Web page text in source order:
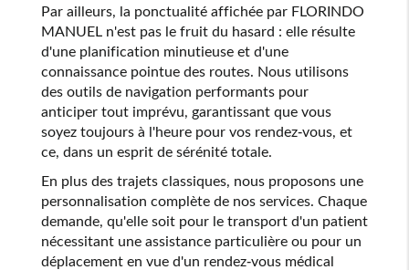
Par ailleurs, la ponctualité affichée par FLORINDO
MANUEL n'est pas le fruit du hasard : elle résulte
d'une planification minutieuse et d'une
connaissance pointue des routes. Nous utilisons
des outils de navigation performants pour
anticiper tout imprévu, garantissant que vous
soyez toujours à l'heure pour vos rendez-vous, et
ce, dans un esprit de sérénité totale.
En plus des trajets classiques, nous proposons une
personnalisation complète de nos services. Chaque
demande, qu'elle soit pour le transport d'un patient
nécessitant une assistance particulière ou pour un
déplacement en vue d'un rendez-vous médical